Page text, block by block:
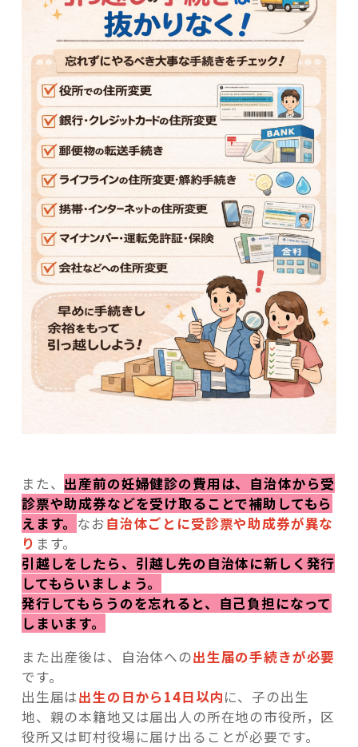
また、 出産前の妊婦健診の費用は、自治体から受
診票や助成券などを受け取ることで補助してもら
えます。 なお自治体ごとに受診票や助成券が異な
り ます。
引越しをしたら、引越し先の自治体に新しく発行
してもらいましょう。
発行してもらうのを忘れると、自己負担になって
しまいます。
また出産後は、自治体への出生届の手続きが必要
です。
出生届は出生の日から14日以内に、子の出生
地、親の本籍地又は届出人の所在地の市役所，区
役所又は町村役場に届け出ることが必要です。